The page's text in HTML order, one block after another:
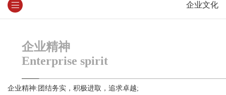
企业文化
企业精神
Enterprise spirit
企业精神:团结务实，积极进取，追求卓越;